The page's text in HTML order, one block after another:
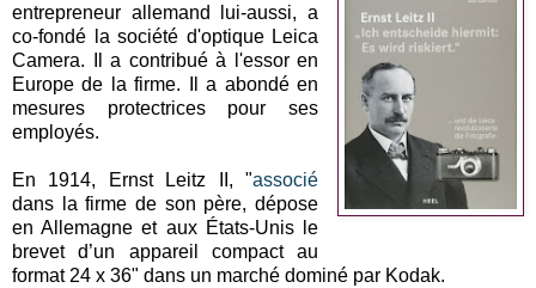
entrepreneur allemand lui-aussi, a
co-fondé la société d'optique Leica
Camera. Il a contribué à l'essor en
Europe de la firme. Il a abondé en
mesures protectrices pour ses
employés.
En 1914, Ernst Leitz II, "associé
dans la firme de son père, dépose
en Allemagne et aux États-Unis le
brevet d’un appareil compact au
format 24 x 36" dans un marché dominé par Kodak.